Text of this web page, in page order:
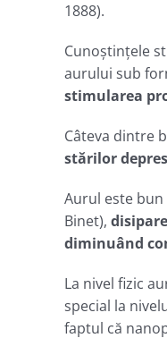
1888).
Cunoştinţele
aurului sub
stimularea
Câteva dintre
stărilor
Aurul este bun
Binet),
diminuând
La nivel fizic
special la
faptul că